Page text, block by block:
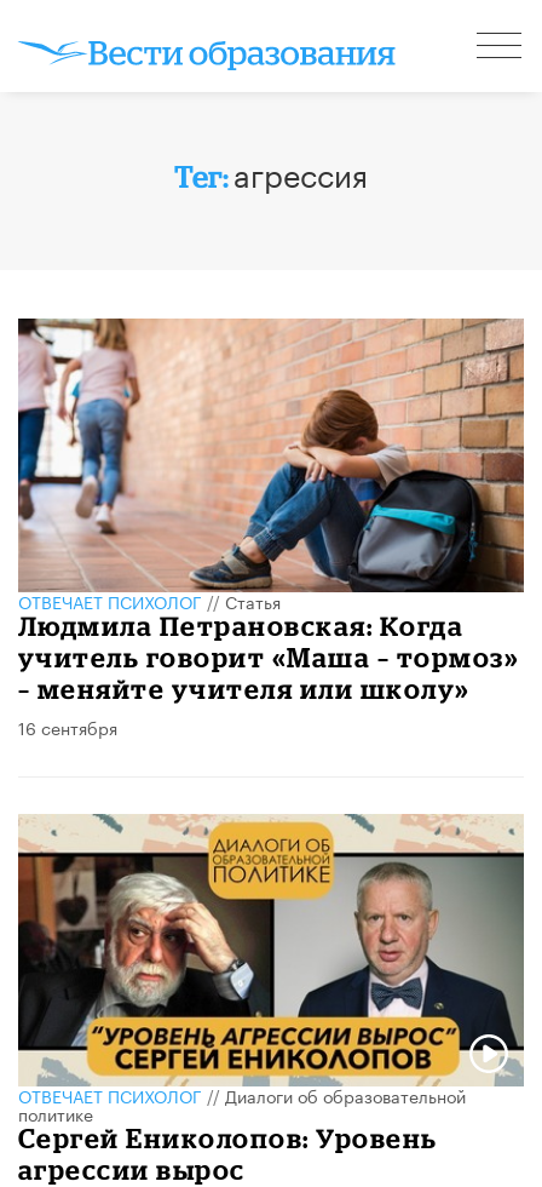
Тег:агрессия
ОТВЕЧАЕТ ПСИХОЛОГ//Статья
Людмила Петрановская: Когда
учитель говорит «Маша – тормоз»
– меняйте учителя или школу»
16 сентября
ОТВЕЧАЕТ ПСИХОЛОГ//Диалоги об образовательной
политике
Cергей Ениколопов: Уровень
агрессии вырос